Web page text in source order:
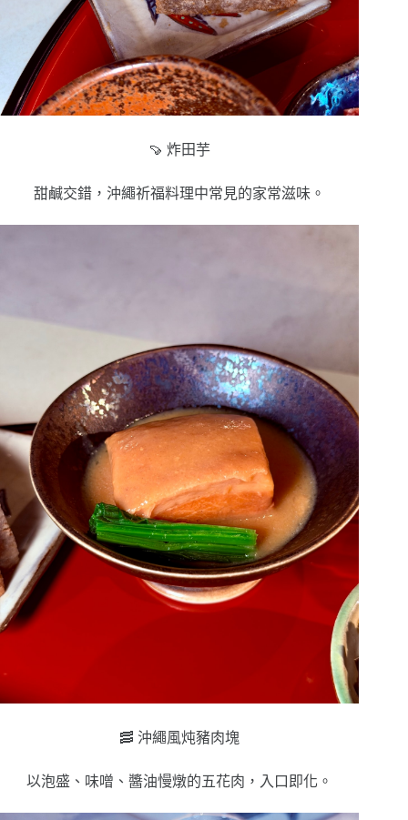
🍠 炸田芋
甜鹹交錯，沖繩祈福料理中常見的家常滋味。
🥓 沖繩風炖豬肉塊
以泡盛、味噌、醬油慢燉的五花肉，入口即化。